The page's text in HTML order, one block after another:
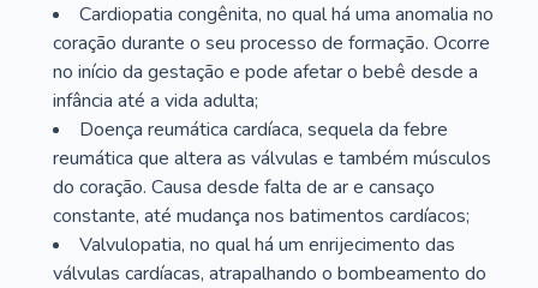
Cardiopatia congênita, no qual há uma anomalia no
coração durante o seu processo de formação. Ocorre
no início da gestação e pode afetar o bebê desde a
infância até a vida adulta;
Doença reumática cardíaca, sequela da febre
reumática que altera as válvulas e também músculos
do coração. Causa desde falta de ar e cansaço
constante, até mudança nos batimentos cardíacos;
Valvulopatia, no qual há um enrijecimento das
válvulas cardíacas, atrapalhando o bombeamento do